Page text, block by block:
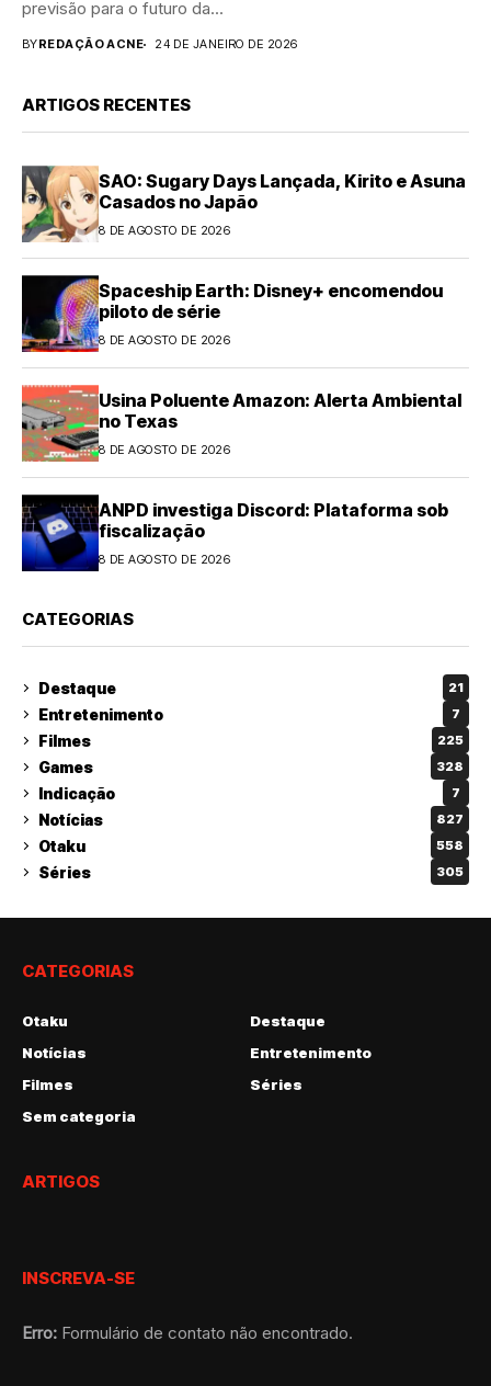
previsão para o futuro da...
BYREDAÇÃO ACNE 24 DE JANEIRO DE 2026
ARTIGOS RECENTES
SAO: Sugary Days Lançada, Kirito e Asuna
Casados no Japão
8 DE AGOSTO DE 2026
Spaceship Earth: Disney+ encomendou
piloto de série
8 DE AGOSTO DE 2026
Usina Poluente Amazon: Alerta Ambiental
no Texas
8 DE AGOSTO DE 2026
ANPD investiga Discord: Plataforma sob
fiscalização
8 DE AGOSTO DE 2026
CATEGORIAS
Destaque 21
Entretenimento 7
Filmes 225
Games 328
Indicação 7
Notícias 827
Otaku 558
Séries 305
CATEGORIAS
Otaku
Destaque
Notícias
Entretenimento
Filmes
Séries
Sem categoria
ARTIGOS
INSCREVA-SE
Erro: Formulário de contato não encontrado.